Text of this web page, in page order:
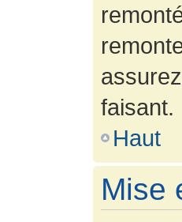
faisant.
Haut
Mise